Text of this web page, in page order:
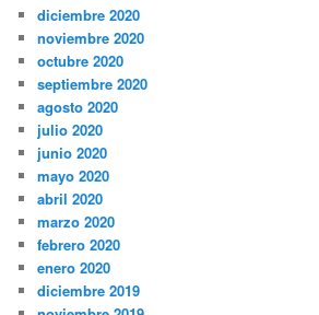
diciembre 2020
noviembre 2020
octubre 2020
septiembre 2020
agosto 2020
julio 2020
junio 2020
mayo 2020
abril 2020
marzo 2020
febrero 2020
enero 2020
diciembre 2019